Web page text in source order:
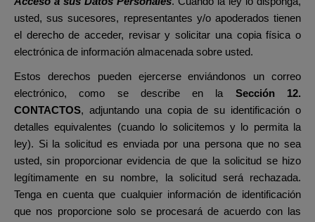
usted, sus sucesores, representantes y/o apoderados tienen
el derecho de acceder, revisar y solicitar una copia física o
electrónica de información almacenada sobre usted.
Estos derechos pueden ejercerse enviándonos un correo
electrónico, como se describe en la Sección 12.
CONTACTOS, adjuntando una copia de su identificación o
detalles equivalentes (cuando lo solicitemos y lo permita la
ley). Si la solicitud es enviada por una persona que no sea
usted, sin proporcionar evidencia de que la solicitud se hizo
legítimamente en su nombre, la solicitud será rechazada.
Tenga en cuenta que cualquier información de identificación
que nos proporcione solo se procesará de acuerdo con las